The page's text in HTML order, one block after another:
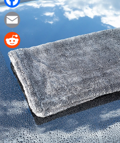
n
e
F
a
c
e
b
o
o
k
E
m
a
i
l
R
e
d
d
i
t